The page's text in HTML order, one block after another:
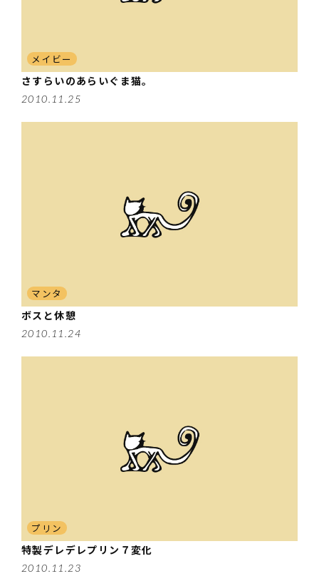
メイビー
さすらいのあらいぐま猫。
2010.11.25
マンタ
ボスと休憩
2010.11.24
プリン
特製デレデレプリン７変化
2010.11.23